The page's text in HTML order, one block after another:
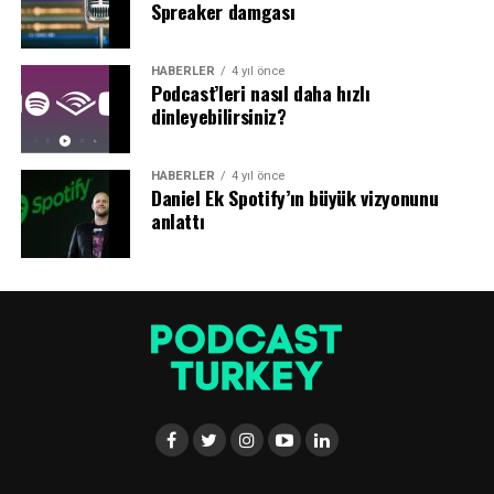
Sahip olduğu tek şey izleyicileriyken, kontrolü
elinde tutmak…
Platformlardan geniş bir erişim elde etse de, Robbins’in
platformlardan sadece alan kiraladığının farkında
olduğu bir gerçek.
Robbins, “Aslında sahip olduğunuz tek şey bülten
listeniz, kontrol edebildiğiniz tek şey bu. Bir içerik
üreticisi olarak işinizi düşündüğünüzde, yaptığım her
şeyin sahibi benim. Dolayısıyla platformlarla ilgili bir
teknolojiler kullanarak kendiniz yeniden
başlatabilirsiniz” dedi.
onun benzersiz satış noktasını (nedenini) net bir şekilde
Spreaker damgası
HABERLER 4 yıl önce
Podcast’leri nasıl daha hızlı
dinleyebilirsiniz?
HABERLER 4 yıl önce
Daniel Ek Spotify’ın büyük vizyonunu
anlattı